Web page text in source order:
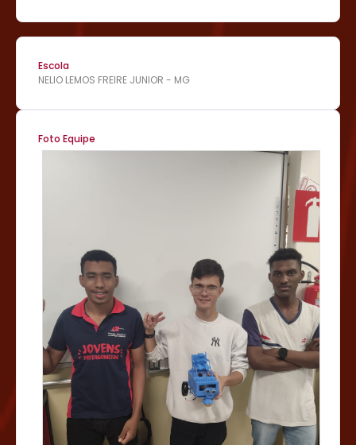
Escola
NELIO LEMOS FREIRE JUNIOR - MG
Foto Equipe